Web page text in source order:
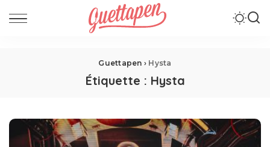
Guettapen › Hysta
Étiquette : Hysta